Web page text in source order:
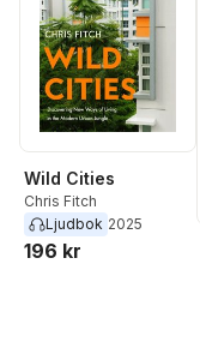
Wild Cities
Chris Fitch
Ljudbok 2025
196 kr